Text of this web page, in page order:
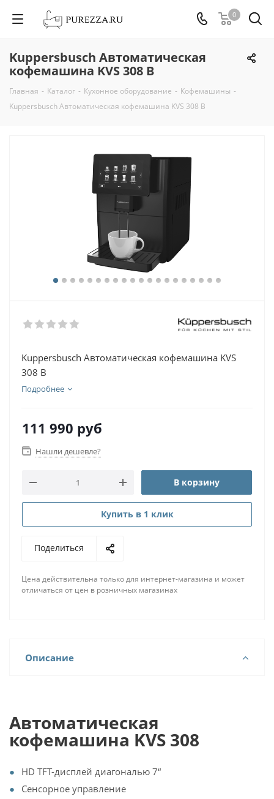
0
Kuppersbusch Автоматическая
кофемашина KVS 308 B
Главная - Каталог - Кухонное оборудование - Кофемашины -
Kuppersbusch Автоматическая кофемашина KVS 308 B
Kuppersbusch Автоматическая кофемашина KVS
308 B
Подробнее
111 990 руб
Нашли дешевле?
В корзину
Купить в 1 клик
Поделиться
Цена действительна только для интернет-магазина и может
отличаться от цен в розничных магазинах
Описание
Автоматическая
кофемашина KVS 308
HD TFT-дисплей диагональю 7“
Сенсорное управление